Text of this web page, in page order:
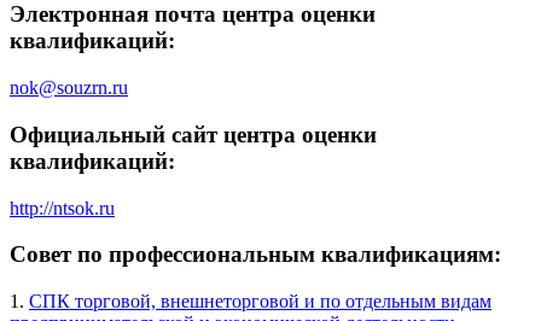
Электронная почта центра оценки
квалификаций:
nok@souzrn.ru
Официальный сайт центра оценки
квалификаций:
http://ntsok.ru
Совет по профессиональным квалификациям:
1. СПК торговой, внешнеторговой и по отдельным видам